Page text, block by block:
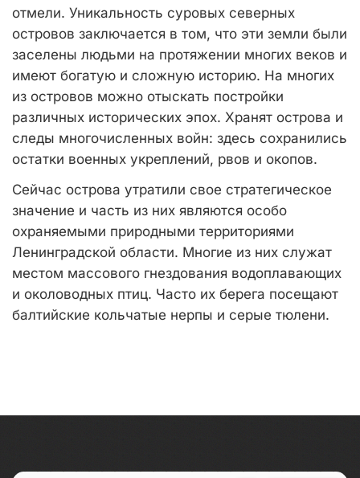
отмели. Уникальность суровых северных
островов заключается в том, что эти земли были
заселены людьми на протяжении многих веков и
имеют богатую и сложную историю. На многих
из островов можно отыскать постройки
различных исторических эпох. Хранят острова и
следы многочисленных войн: здесь сохранились
остатки военных укреплений, рвов и окопов.
Сейчас острова утратили свое стратегическое
значение и часть из них являются особо
охраняемыми природными территориями
Ленинградской области. Многие из них служат
местом массового гнездования водоплавающих
и околоводных птиц. Часто их берега посещают
балтийские кольчатые нерпы и серые тюлени.